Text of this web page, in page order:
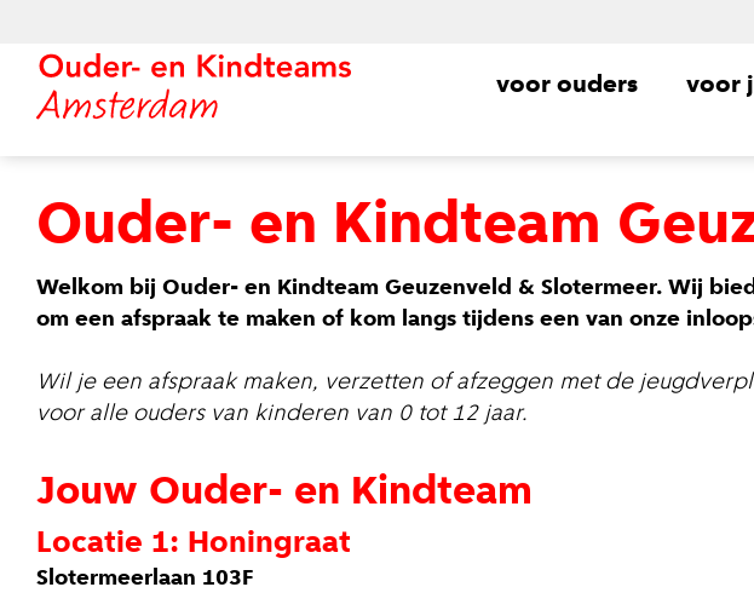
voor ouders voor
Ouder- en Kindteam
Welkom bij Ouder- en Kindteam Geuzenveld & Slotermeer. Wij
om een afspraak te maken of kom langs tijdens een van onze
Wil je een afspraak maken, verzetten of afzeggen met de
voor alle ouders van kinderen van 0 tot 12 jaar.
Jouw Ouder- en Kindteam
Locatie 1: Honingraat
Slotermeerlaan 103F